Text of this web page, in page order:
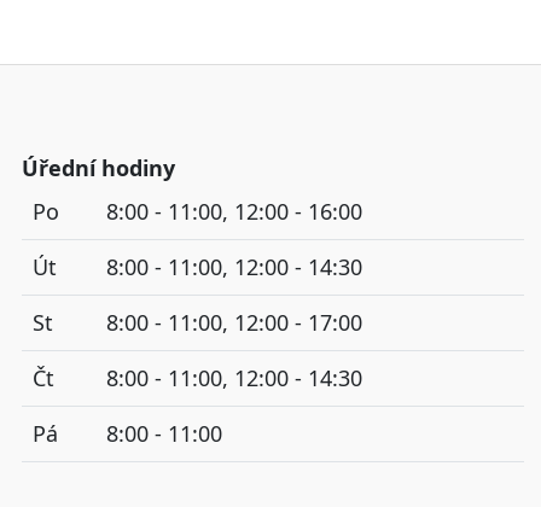
Úřední hodiny
Po
8:00 - 11:00, 12:00 - 16:00
Út
8:00 - 11:00, 12:00 - 14:30
St
8:00 - 11:00, 12:00 - 17:00
Čt
8:00 - 11:00, 12:00 - 14:30
Pá
8:00 - 11:00